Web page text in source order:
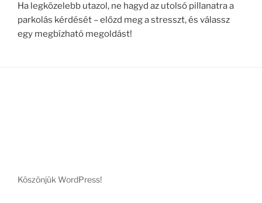
Ha legközelebb utazol, ne hagyd az utolsó pillanatra a
parkolás kérdését – előzd meg a stresszt, és válassz
egy megbízható megoldást!
Köszönjük WordPress!